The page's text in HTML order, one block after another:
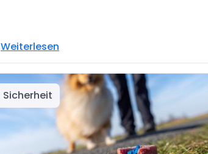
Weiterlesen
Sicherheit